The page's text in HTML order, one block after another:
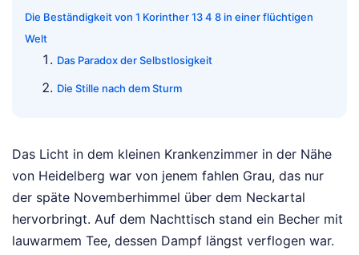
Die Beständigkeit von 1 Korinther 13 4 8 in einer flüchtigen
Welt
Das Paradox der Selbstlosigkeit
Die Stille nach dem Sturm
Das Licht in dem kleinen Krankenzimmer in der Nähe
von Heidelberg war von jenem fahlen Grau, das nur
der späte Novemberhimmel über dem Neckartal
hervorbringt. Auf dem Nachttisch stand ein Becher mit
lauwarmem Tee, dessen Dampf längst verflogen war.